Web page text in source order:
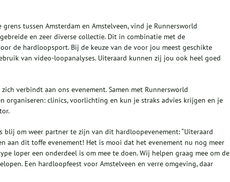
tussen Amsterdam en Amstelveen, vind je Runnersworld
en zeer diverse collectie. Dit in combinatie met de
de hardloopsport. Bij de keuze van de voor jou meest geschikte
van video-loopanalyses. Uiteraard kunnen zij jou ook heel goed
verbindt aan ons evenement. Samen met Runnersworld
organiseren: clinics, voorlichting en kun je straks advies krijgen en je
blij om weer partner te zijn van dit hardloopevenement: “Uiteraard
aan dit toffe evenement! Het is mooi dat het evenement nu nog meer
loper een onderdeel is om mee te doen. Wij helpen graag mee om de
Een hardloopfeest voor Amstelveen en verre omgeving, daar